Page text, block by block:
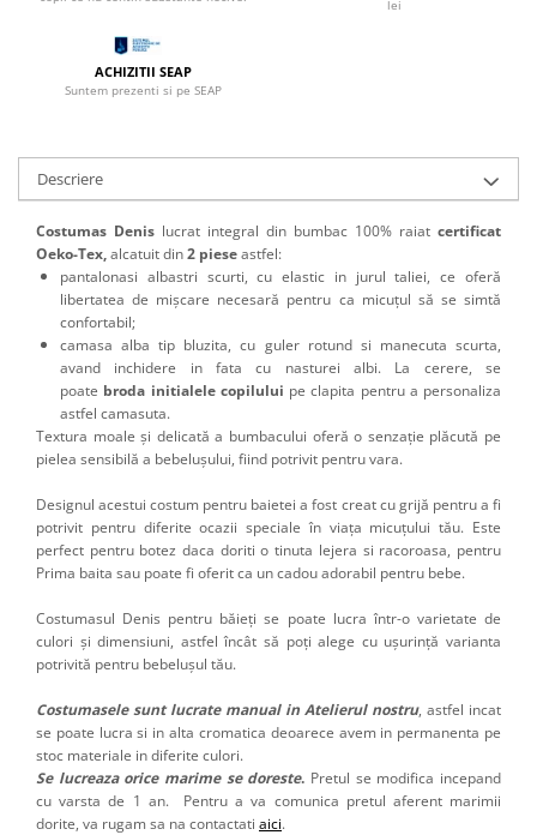
lei
ACHIZITII SEAP
Suntem prezenti si pe SEAP
Descriere
Costumas Denis lucrat integral din bumbac 100% raiat certificat
Oeko-Tex,alcatuit din2 pieseastfel:
pantalonasi albastri scurti, cu elastic in jurul taliei, ce oferă
libertatea de mișcare necesară pentru ca micuțul să se simtă
confortabil;
camasa alba tip bluzita, cu guler rotund si manecuta scurta,
avand inchidere in fata cu nasturei albi. La cerere, se
poate broda initialele copilului pe clapita pentru a personaliza
astfel camasuta.
Textura moale și delicată a bumbacului oferă o senzație plăcută pe
pielea sensibilă a bebelușului, fiind potrivit pentru vara.
Designul acestui costum pentru baietei a fost creat cu grijă pentru a fi
potrivit pentru diferite ocazii speciale în viața micuțului tău. Este
perfect pentru botez daca doriti o tinuta lejera si racoroasa, pentru
Prima baita sau poate fi oferit ca un cadou adorabil pentru bebe.
Costumasul Denis pentru băieți se poate lucra într-o varietate de
culori și dimensiuni, astfel încât să poți alege cu ușurință varianta
potrivită pentru bebelușul tău.
Costumasele sunt lucrate manual in Atelierul nostru, astfel incat
se poate lucra si in alta cromatica deoarece avem in permanenta pe
stoc materiale in diferite culori.
Se lucreaza orice marime se doreste. Pretul se modifica incepand
cu varsta de 1 an. Pentru a va comunica pretul aferent marimii
dorite, va rugam sa na contactati aici.